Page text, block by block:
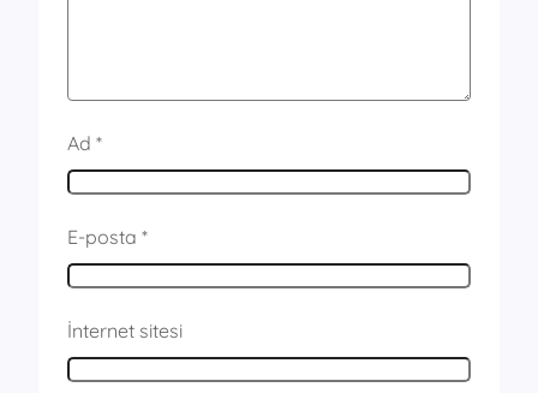
Ad *
E-posta *
İnternet sitesi